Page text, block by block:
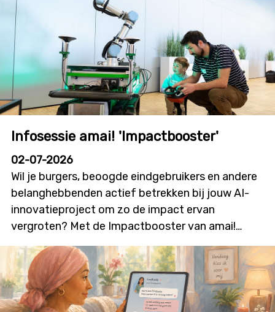
Infosessie amai! 'Impactbooster'
02-07-2026
Wil je burgers, beoogde eindgebruikers en andere
belanghebbenden actief betrekken bij jouw AI-
innovatieproject om zo de impact ervan
vergroten? Met de Impactbooster van amai!
kunnen onderzoekers en innovatoren financiële
ondersteuning aanvragen voor
burgerparticipatie- en outreachactiviteiten die
bijdragen aan meer dialoog, betrokkenheid en
technologieacceptatie. Deze nieuwe oproep zal